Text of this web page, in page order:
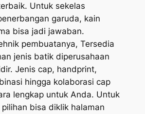
Untuk sekelas
garuda, kain
bisa jadi jawaban.
pembuatanya, Tersedia
jenis batik diperusahaan
Jenis cap, handprint,
hingga kolaborasi cap
lengkap untuk Anda. Untuk
bisa diklik halaman